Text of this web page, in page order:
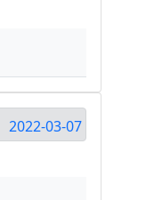
2022-03-07